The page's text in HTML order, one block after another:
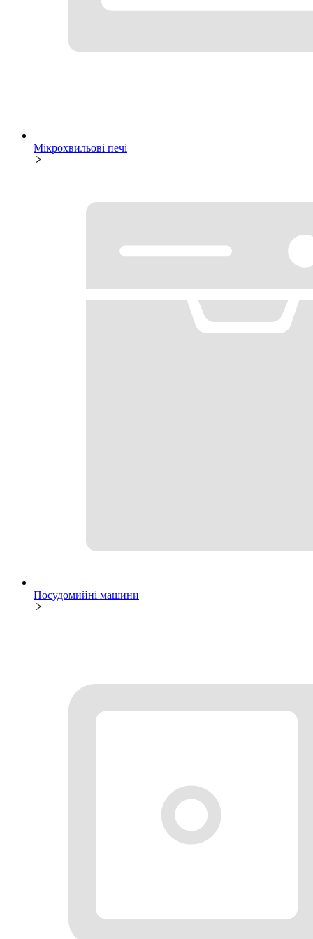
Мікрохвильові печі
Посудомийні машини